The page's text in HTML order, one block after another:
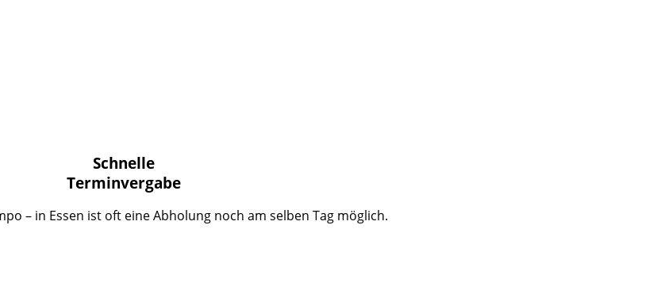
Schnelle
Terminvergabe
– in Essen ist oft eine Abholung noch am selben Tag möglich.